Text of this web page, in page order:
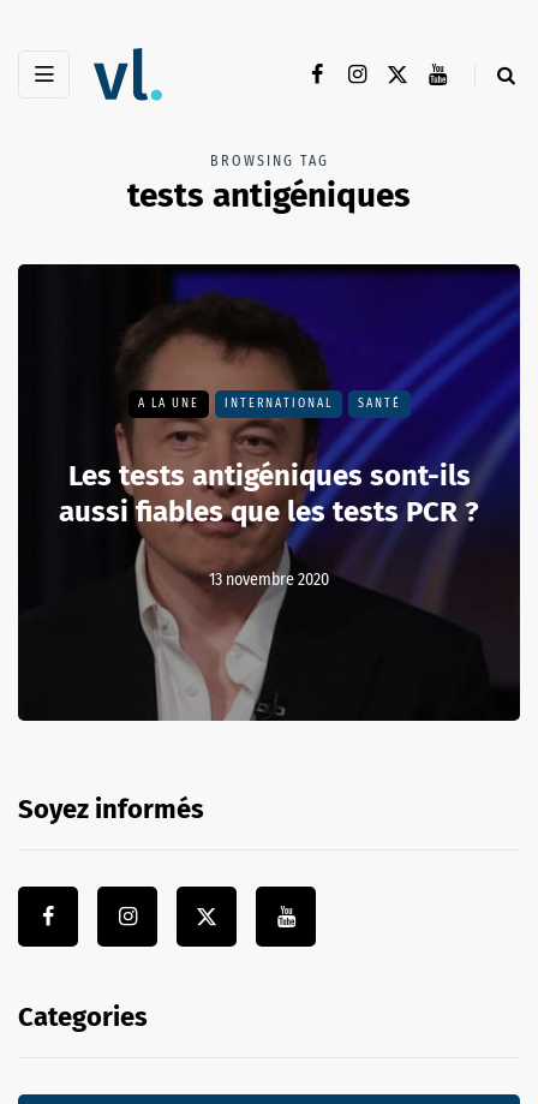
BROWSING TAG
tests antigéniques
A LA UNE INTERNATIONAL SANTÉ
Les tests antigéniques sont-ils
aussi fiables que les tests PCR ?
13 novembre 2020
Soyez informés
Categories